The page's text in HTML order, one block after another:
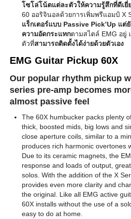
โซโล่โน้ตแต่ละตัวให้ความรู้สึกที่ดีเยี่
60 ออริจินอลด้วยการเพิ่มพรีแอมป์ X
แร็กเตอร์แบบ Passive Pick’Up แ
ความอัดกระแทกตามสไตล์ EMG อยู่
ตัวที่สามารถติดตั้งได้ง่ายด้วยตัวเอง
EMG Guitar Pickup 60X
Our popular rhythm pickup
series pre-amp becomes
almost passive feel
The 60X humbucker packs plenty
thick, boosted mids, big lows and
close aperture coils, similar to a
produces rich harmonic overtones
Due to its ceramic magnets, the
response and loads of output,
solos. With the addition of the X
provides even more clarity and
the original. Like all EMG active
60X installs without the use of a
easy to do at home.